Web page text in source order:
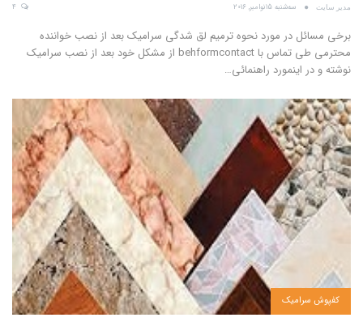
مدیر سایت سه‌شنبه 15نوامبر, 2016
برخی مسائل در مورد نحوه ترمیم لق شدگی سرامیک بعد از نصب خواننده
محترمی طی تماس با behformcontact از مشکل خود بعد از نصب سرامیک
نوشته و در اینمورد راهنمائی…
کفپوش سرامیک